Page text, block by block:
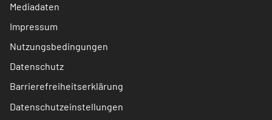
Mediadaten
Impressum
Nutzungsbedingungen
Datenschutz
Barrierefreiheitserklärung
Datenschutzeinstellungen